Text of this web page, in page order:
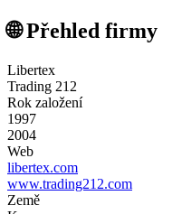
🌐 Přehled firmy
Libertex
Trading 212
Rok založení
1997
2004
Web
libertex.com
www.trading212.com
Země